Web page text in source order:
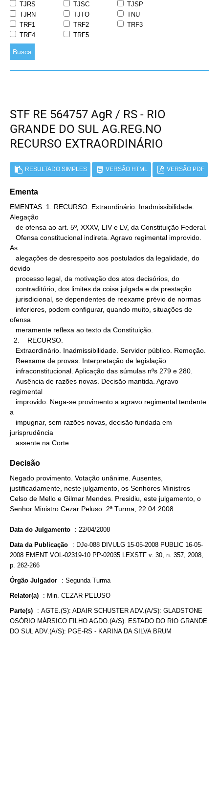
TJRS
TJSC
TJSP
TJRN
TJTO
TNU
TRF1
TRF2
TRF3
TRF4
TRF5
Busca
STF RE 564757 AgR / RS - RIO
GRANDE DO SUL AG.REG.NO
RECURSO EXTRAORDINÁRIO
RESULTADO SIMPLES VERSÃO HTML VERSÃO PDF
Ementa
EMENTAS: 1. RECURSO. Extraordinário. Inadmissibilidade.
Alegação
As
devido
ofensa
regimental
a
jurisprudência
   assente na Corte.
Decisão
Negado provimento. Votação unânime. Ausentes,
justificadamente, neste julgamento, os Senhores Ministros
Celso de Mello e Gilmar Mendes. Presidiu, este julgamento, o
Senhor Ministro Cezar Peluso. 2ª Turma, 22.04.2008.
Data do Julgamento : 22/04/2008
Data da Publicação : DJe-088 DIVULG 15-05-2008 PUBLIC 16-05-
2008 EMENT VOL-02319-10 PP-02035 LEXSTF v. 30, n. 357, 2008,
p. 262-266
Órgão Julgador : Segunda Turma
Relator(a) : Min. CEZAR PELUSO
Parte(s) : AGTE.(S): ADAIR SCHUSTER ADV.(A/S): GLADSTONE
OSÓRIO MÁRSICO FILHO AGDO.(A/S): ESTADO DO RIO GRANDE
DO SUL ADV.(A/S): PGE-RS - KARINA DA SILVA BRUM